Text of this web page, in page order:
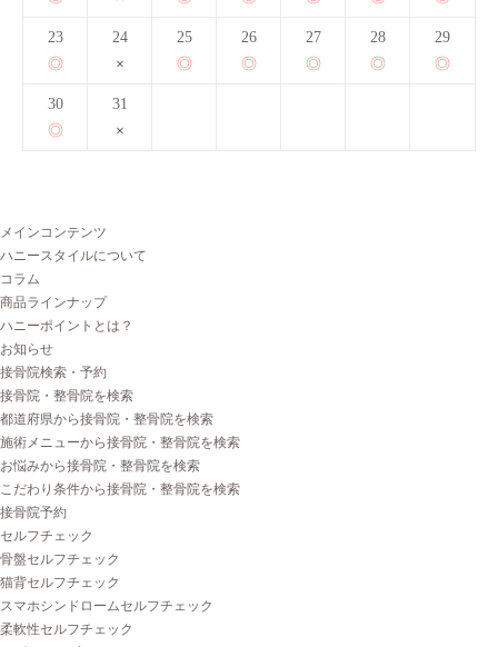
23 24 25 26 27 28 29
30 31
メインコンテンツ
ハニースタイルについて
コラム
商品ラインナップ
ハニーポイントとは？
お知らせ
接骨院検索・予約
接骨院・整骨院を検索
都道府県から接骨院・整骨院を検索
施術メニューから接骨院・整骨院を検索
お悩みから接骨院・整骨院を検索
こだわり条件から接骨院・整骨院を検索
接骨院予約
セルフチェック
骨盤セルフチェック
猫背セルフチェック
スマホシンドロームセルフチェック
柔軟性セルフチェック